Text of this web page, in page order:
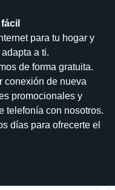
para tu hogar y
a ti.
de forma gratuita.
conexión de nueva
promocionales y
telefonía con nosotros.
días para ofrecerte el